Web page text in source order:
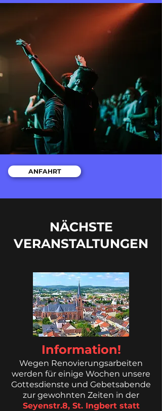
ANFAHRT
NÄCHSTE
VERANSTALTUNGEN
Information!
Wegen Renovierungsarbeiten
werden für einige Wochen unsere
Gottesdienste und Gebetsabende
zur gewohnten Zeiten in der
Seyenstr.8, St. Ingbert statt